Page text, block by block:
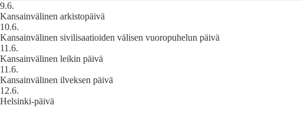
9.6.
Kansainvälinen arkistopäivä
10.6.
Kansainvälinen sivilisaatioiden välisen vuoropuhelun päivä
11.6.
Kansainvälinen leikin päivä
11.6.
Kansainvälinen ilveksen päivä
12.6.
Helsinki-päivä